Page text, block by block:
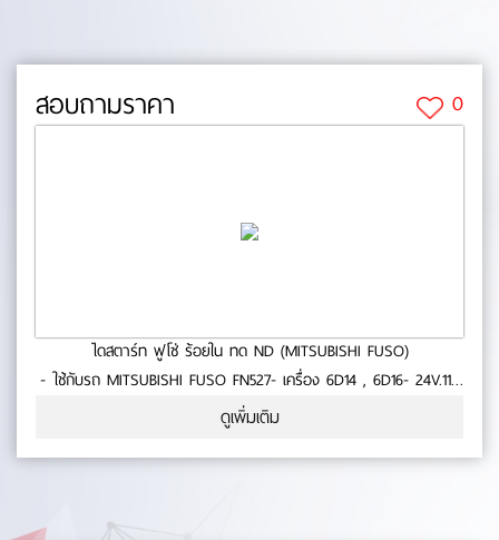
สอบถามราคา 0
ไดสตาร์ท ฟูโซ่ ร้อยใน ทด ND (MITSUBISHI FUSO)
- ใช้กับรถ MITSUBISHI FUSO FN527- เครื่อง 6D14 , 6D16- 24V.11T
4.5KW- ประกัน 6 เดือน- สินค้าคุณภาพ- มาตารฐาน BM No.0-23-26
ดูเพิ่มเติม